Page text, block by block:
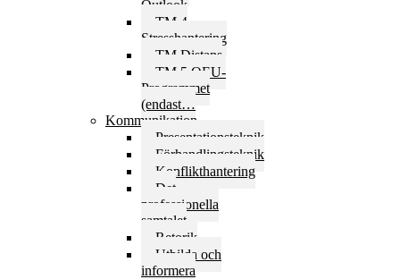
Outlook
TM 4
Stresshantering
TM Distans
TM 5 OEU-
Programmet
(endast…
Kommunikation
Presentationsteknik
Förhandlingsteknik
Konflikthantering
Det
professionella
samtalet
Retorik
Utbilda och
informera